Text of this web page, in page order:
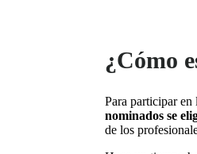
¿Cómo
Para participar
nominados se
de los